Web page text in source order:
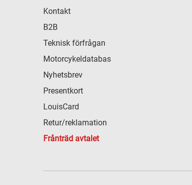
Kontakt
B2B
Teknisk förfrågan
Motorcykeldatabas
Nyhetsbrev
Presentkort
LouisCard
Retur/reklamation
Frånträd avtalet